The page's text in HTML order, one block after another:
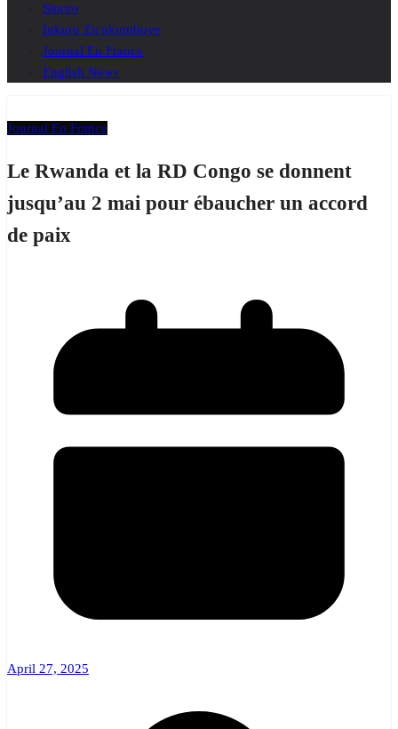
Siporo
Inkuru Zicukumbuye
Journal En France
English News
Journal En France
Le Rwanda et la RD Congo se donnent
jusqu’au 2 mai pour ébaucher un accord
de paix
April 27, 2025